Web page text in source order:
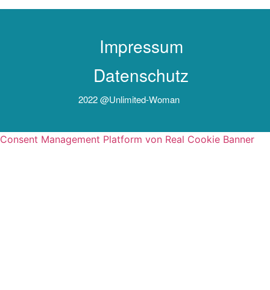
Impressum
Datenschutz
2022 @unlimited-Woman
Consent Management Platform von Real Cookie Banner